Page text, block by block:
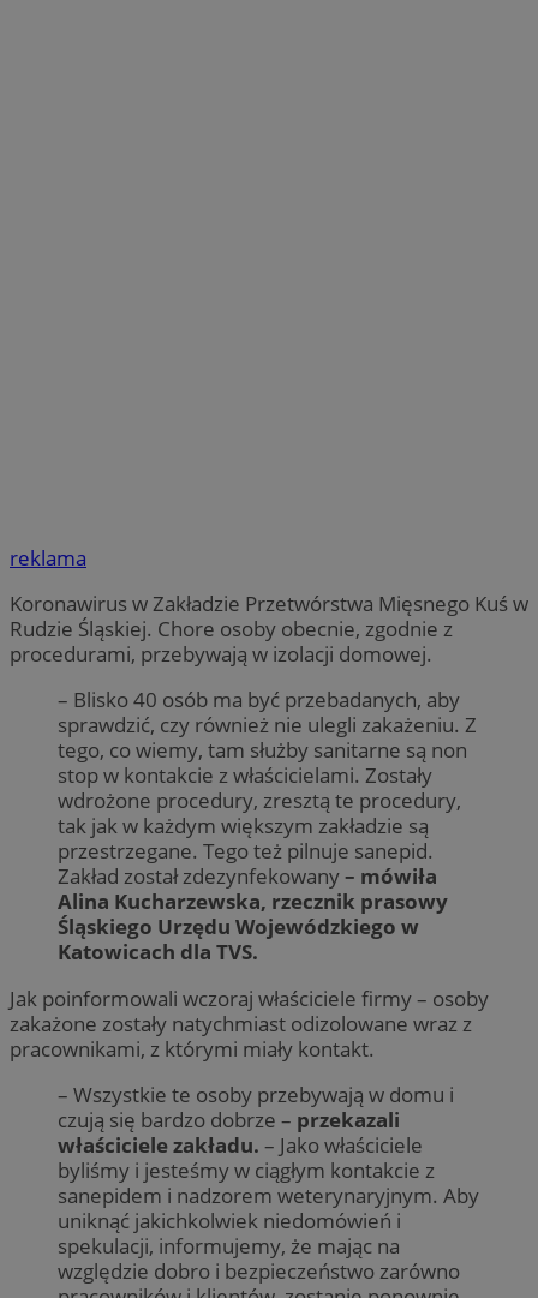
reklama
Koronawirus w Zakładzie Przetwórstwa Mięsnego Kuś w
Rudzie Śląskiej. Chore osoby obecnie, zgodnie z
procedurami, przebywają w izolacji domowej.
– Blisko 40 osób ma być przebadanych, aby
sprawdzić, czy również nie ulegli zakażeniu. Z
tego, co wiemy, tam służby sanitarne są non
stop w kontakcie z właścicielami. Zostały
wdrożone procedury, zresztą te procedury,
tak jak w każdym większym zakładzie są
przestrzegane. Tego też pilnuje sanepid.
Zakład został zdezynfekowany– mówiła
Alina Kucharzewska, rzecznik prasowy
Śląskiego Urzędu Wojewódzkiego w
Katowicach dla TVS.
Jak poinformowali wczoraj właściciele firmy – osoby
zakażone zostały natychmiast odizolowane wraz z
pracownikami, z którymi miały kontakt.
– Wszystkie te osoby przebywają w domu i
czują się bardzo dobrze – przekazali
właściciele zakładu. – Jako właściciele
byliśmy i jesteśmy w ciągłym kontakcie z
sanepidem i nadzorem weterynaryjnym. Aby
uniknąć jakichkolwiek niedomówień i
spekulacji, informujemy, że mając na
względzie dobro i bezpieczeństwo zarówno